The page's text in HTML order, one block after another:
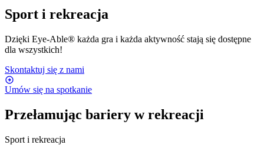
Sport i rekreacja
Dzięki Eye-Able® każda gra i każda aktywność stają się dostępne
dla wszystkich!
Skontaktuj się z nami
Umów się na spotkanie
Przełamując bariery w rekreacji
Sport i rekreacja